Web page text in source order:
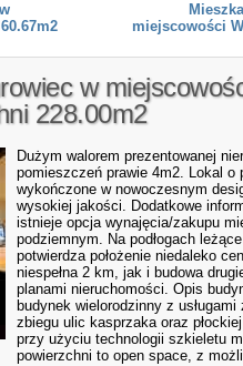
miejscowości
w
228.00m2
Dużym walorem prezentowanej
pomieszczeń prawie 4m2. Lokal o
wykończone w nowoczesnym
wysokiej jakości. Dodatkowe
istnieje opcja wynajęcia/zakupu
podziemnym. Na podłogach
potwierdza położenie niedaleko
niespełna 2 km, jak i budowa
planami nieruchomości. Opis
budynek wielorodzinny z
zbiegu ulic kasprzaka oraz
przy użyciu technologii szkieletu
powierzchni to open space, z